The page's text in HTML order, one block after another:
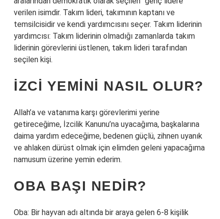
verilen isimdir. Takım lideri, takımının kaptanı ve
temsilcisidir ve kendi yardımcısını seçer. Takım liderinin
yardımcısı: Takım liderinin olmadığı zamanlarda takım
liderinin görevlerini üstlenen, takım lideri tarafından
seçilen kişi.
İZCI YEMINI NASIL OLUR?
Allah’a ve vatanıma karşı görevlerimi yerine
getireceğime, İzcilik Kanunu’na uyacağıma, başkalarına
daima yardım edeceğime, bedenen güçlü, zihnen uyanık
ve ahlaken dürüst olmak için elimden geleni yapacağıma
namusum üzerine yemin ederim.
OBA BAŞI NEDIR?
Oba: Bir hayvan adı altında bir araya gelen 6-8 kişilik